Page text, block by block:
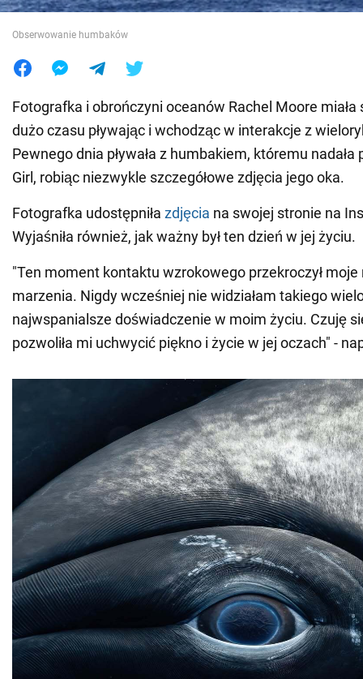
Obserwowanie humbaków
Fotografka i obrończyni oceanów Rachel Moore
dużo czasu pływając i wchodząc w interakcje z
Pewnego dnia pływała z humbakiem, któremu
Girl, robiąc niezwykle szczegółowe zdjęcia jego oka.
Fotografka udostępniła zdjęcia na swojej stronie na
Wyjaśniła również, jak ważny był ten dzień w jej życiu.
"Ten moment kontaktu wzrokowego przekroczył
marzenia. Nigdy wcześniej nie widziałam takiego
najwspanialsze doświadczenie w moim życiu. Czuję
pozwoliła mi uchwycić piękno i życie w jej oczach" -